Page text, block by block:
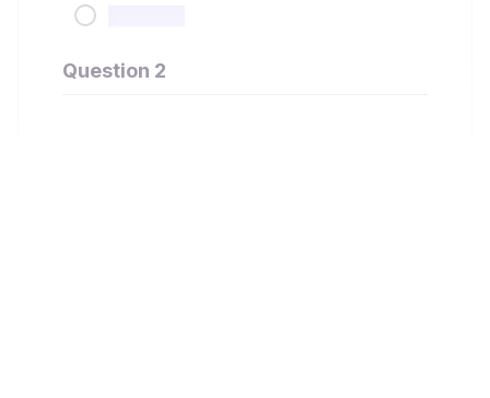
Question 2